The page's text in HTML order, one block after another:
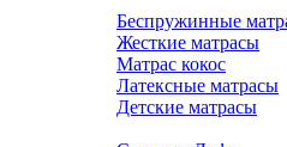
Беспружинные
Жесткие матрасы
Матрас кокос
Латексные матрасы
Детские матрасы